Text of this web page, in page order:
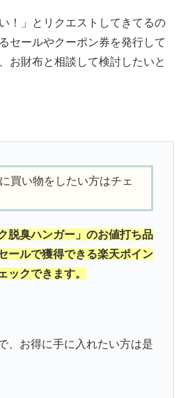
！」とリクエストしてきてるの
セールやクーポン券を発行して
お財布と相談して検討したいと
買い物をしたい方はチェ
脱臭ハンガー」のお値打ち品
ールで獲得できる楽天ポイン
ックできます。
、お得に手に入れたい方は是